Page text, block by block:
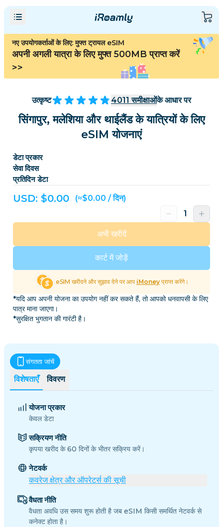
नए उपयोगकर्ताओं के लिए: मुफ्त ट्रायल eSIM
अपनी अगली यात्रा के लिए मुफ्त 500MB प्राप्त करें
>>
उत्कृष्ट 4011 समीक्षाओंके आधार पर
सिंगापुर, मलेशिया और थाईलैंड के यात्रियों के लिए
eSIM योजनाएं
डेटा प्रकार
सेवा दिवस
प्रतिदिन डेटा
USD: $0.00 (≈$0.00 / दिन)
कार्ट में जोड़ें
अभी खरीदें
eSIM खरीदने और सुझाव देने पर आप iMoney प्राप्त करेंगे।
*यदि आप अपनी योजना का उपयोग नहीं कर सकते हैं, तो आपको धनवापसी के लिए
पात्र माना जाएगा।
*सुरक्षित भुगतान की गारंटी है।
विशेषताएँ विवरण
संगतता जांचें
योजना प्रकार
केवल डेटा
सक्रियण नीति
कृपया खरीद के 60 दिनों के भीतर सक्रिय करें।
नेटवर्क
कवरेज क्षेत्र और ऑपरेटर्स की सूची
वैधता नीति
वैधता अवधि उस समय शुरू होती है जब eSIM किसी समर्थित नेटवर्क से
कनेक्ट होता है।